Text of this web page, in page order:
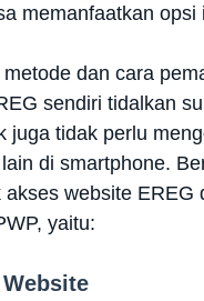
memanfaatkan opsi
metode dan cara
sendiri tidalkan
juga tidak perlu
di smartphone.
akses website EREG
yaitu: